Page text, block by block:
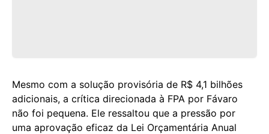
Mesmo com a solução provisória de R$ 4,1 bilhões
adicionais, a crítica direcionada à FPA por Fávaro
não foi pequena. Ele ressaltou que a pressão por
uma aprovação eficaz da Lei Orçamentária Anual